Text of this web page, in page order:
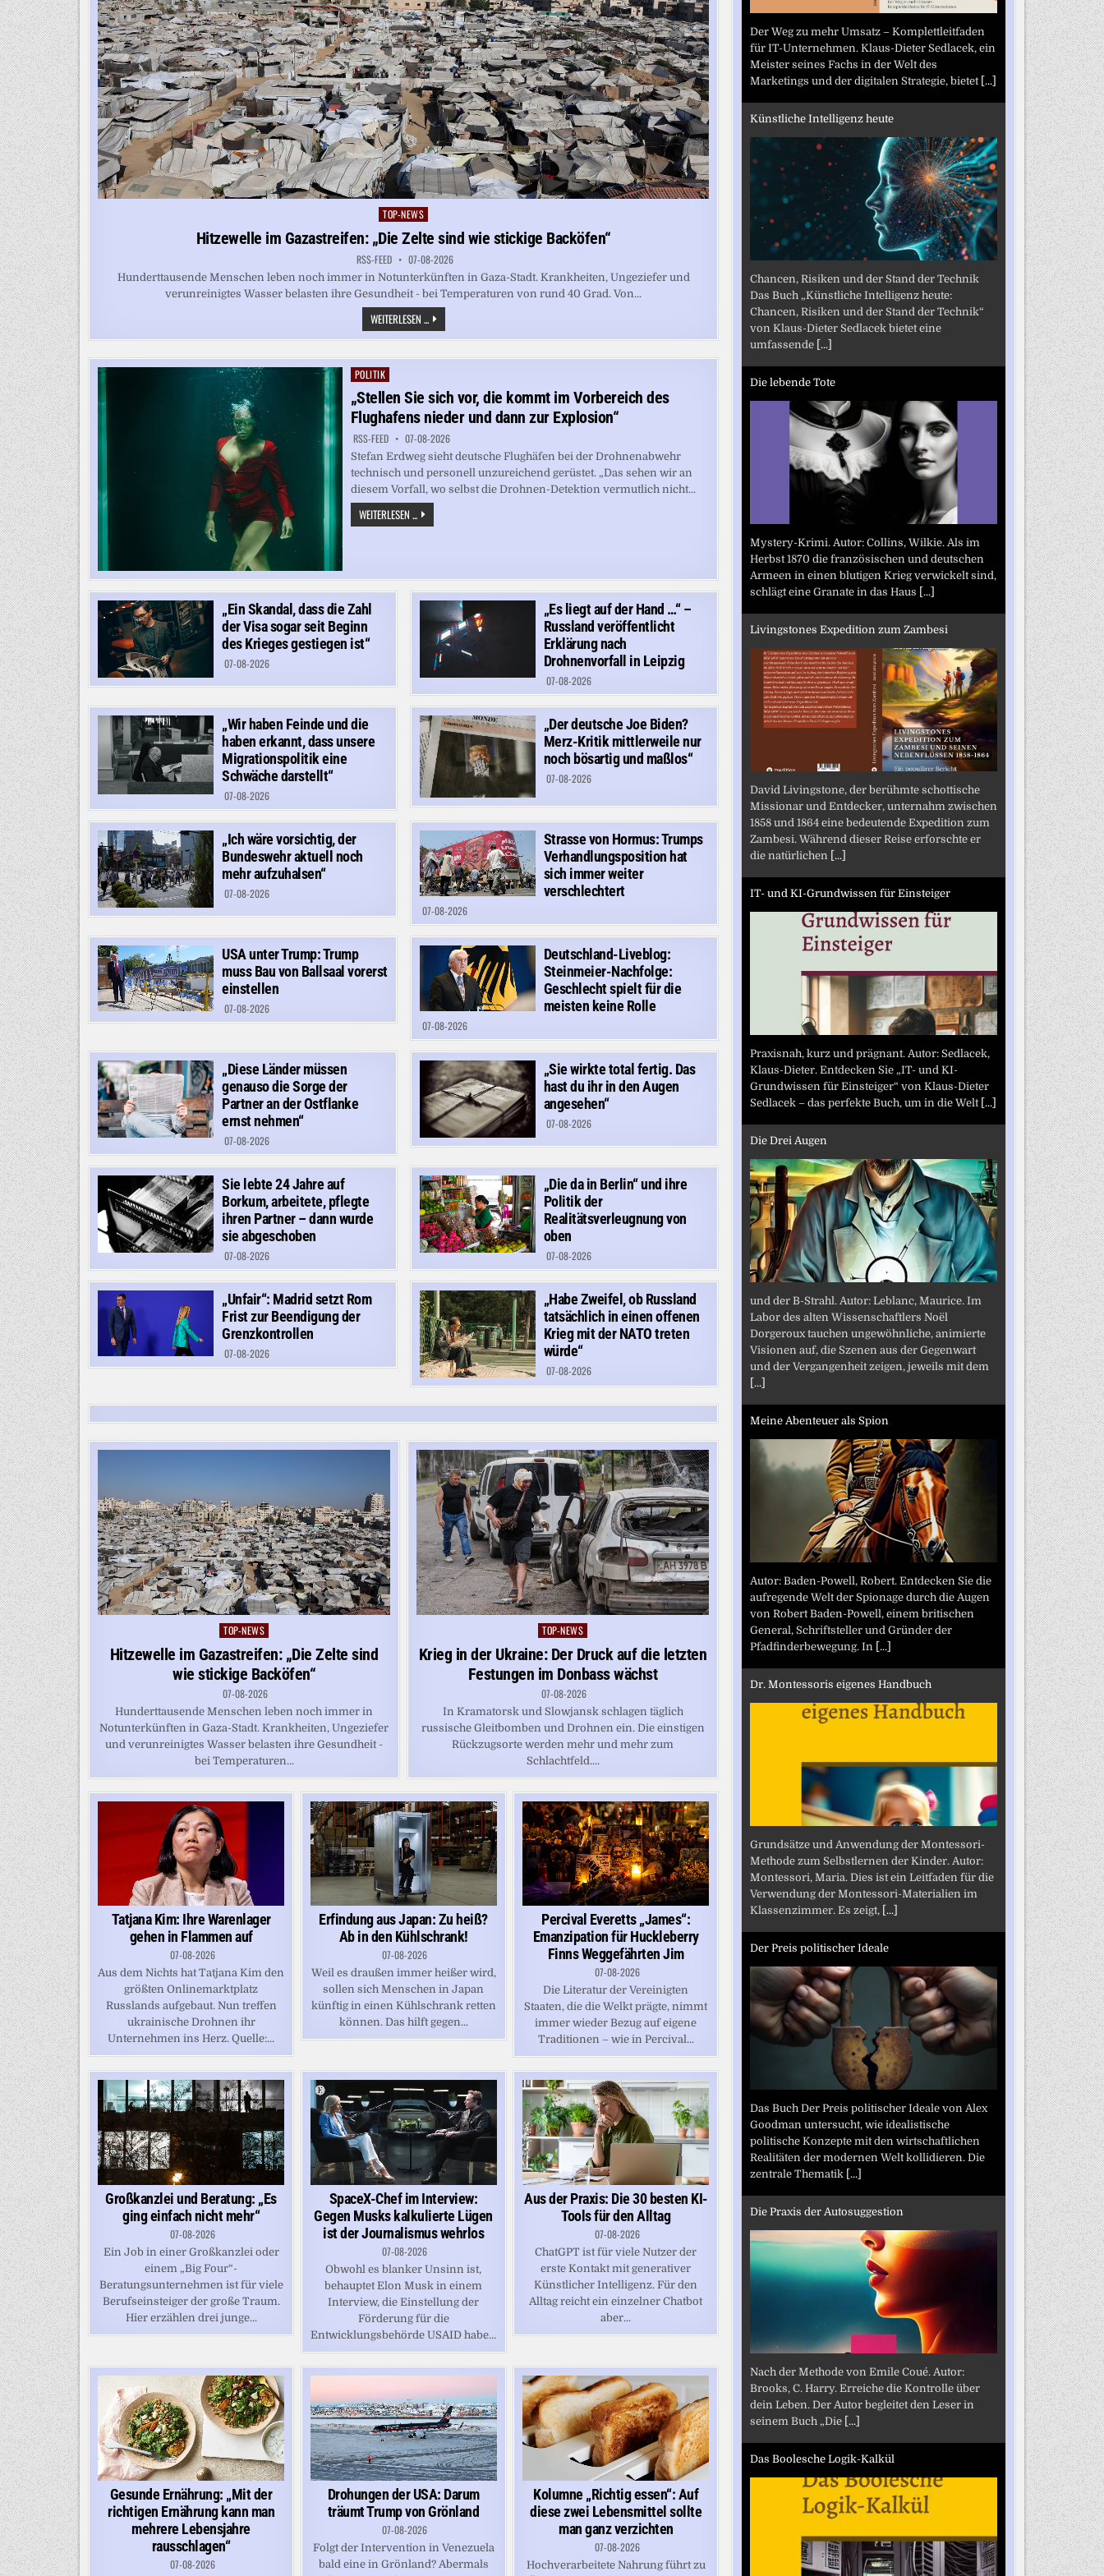
Posted
in
TOP-NEWS
Hitzewelle im Gazastreifen: „Die Zelte sind wie stickige Backöfen“
RSS-FEED 07-08-2026
Hunderttausende Menschen leben noch immer in Notunterkünften in Gaza-Stadt. Krankheiten, Ungeziefer und
verunreinigtes Wasser belasten ihre Gesundheit - bei Temperaturen von rund 40 Grad. Von...
WEITERLESEN ... HITZEWELLE
IM
GAZASTREIFEN:
ZELTE
STICKIGE
BACKÖFEN“
Posted
in
POLITIK
„Stellen Sie sich vor, die kommt im Vorbereich des
Flughafens nieder und dann zur Explosion“
RSS-FEED 07-08-2026
Stefan Erdweg sieht deutsche Flughäfen bei der Drohnenabwehr
technisch und personell unzureichend gerüstet. „Das sehen wir an
diesem Vorfall, wo selbst die Drohnen-Detektion vermutlich nicht...
WEITERLESEN ... „STELLEN
SIE
IM
VORBEREICH
DES
FLUGHAFENS
NIEDER
DANN
EXPLOSION“
„Ein Skandal, dass die Zahl
der Visa sogar seit Beginn
des Krieges gestiegen ist“
07-08-2026
„Es liegt auf der Hand …“ –
Russland veröffentlicht
Erklärung nach
Drohnenvorfall in Leipzig
07-08-2026
„Wir haben Feinde und die
haben erkannt, dass unsere
Migrationspolitik eine
Schwäche darstellt“
07-08-2026
„Der deutsche Joe Biden?
Merz-Kritik mittlerweile nur
noch bösartig und maßlos“
07-08-2026
„Ich wäre vorsichtig, der
Bundeswehr aktuell noch
mehr aufzuhalsen“
07-08-2026
Strasse von Hormus: Trumps
Verhandlungsposition hat
sich immer weiter
verschlechtert
07-08-2026
USA unter Trump: Trump
muss Bau von Ballsaal vorerst
einstellen
07-08-2026
Deutschland-Liveblog:
Steinmeier-Nachfolge:
Geschlecht spielt für die
meisten keine Rolle
07-08-2026
„Diese Länder müssen
genauso die Sorge der
Partner an der Ostflanke
ernst nehmen“
07-08-2026
„Sie wirkte total fertig. Das
hast du ihr in den Augen
angesehen“
07-08-2026
Sie lebte 24 Jahre auf
Borkum, arbeitete, pflegte
ihren Partner – dann wurde
sie abgeschoben
07-08-2026
„Die da in Berlin“ und ihre
Politik der
Realitätsverleugnung von
oben
07-08-2026
„Unfair“: Madrid setzt Rom
Frist zur Beendigung der
Grenzkontrollen
07-08-2026
„Habe Zweifel, ob Russland
tatsächlich in einen offenen
Krieg mit der NATO treten
würde“
07-08-2026
Posted
TOP-NEWS
Hitzewelle im Gazastreifen: „Die Zelte sind
wie stickige Backöfen“
07-08-2026
Hunderttausende Menschen leben noch immer in
Notunterkünften in Gaza-Stadt. Krankheiten, Ungeziefer
und verunreinigtes Wasser belasten ihre Gesundheit -
bei Temperaturen...
Posted
TOP-NEWS
Krieg in der Ukraine: Der Druck auf die letzten
Festungen im Donbass wächst
07-08-2026
In Kramatorsk und Slowjansk schlagen täglich
russische Gleitbomben und Drohnen ein. Die einstigen
Rückzugsorte werden mehr und mehr zum
Schlachtfeld....
Tatjana Kim: Ihre Warenlager
gehen in Flammen auf
07-08-2026
Aus dem Nichts hat Tatjana Kim den
größten Onlinemarktplatz
Russlands aufgebaut. Nun treffen
ukrainische Drohnen ihr
Unternehmen ins Herz. Quelle:...
Erfindung aus Japan: Zu heiß?
Ab in den Kühlschrank!
07-08-2026
Weil es draußen immer heißer wird,
sollen sich Menschen in Japan
künftig in einen Kühlschrank retten
können. Das hilft gegen...
Percival Everetts „James“:
Emanzipation für Huckleberry
Finns Weggefährten Jim
07-08-2026
Die Literatur der Vereinigten
Staaten, die die Welkt prägte, nimmt
immer wieder Bezug auf eigene
Traditionen – wie in Percival...
Großkanzlei und Beratung: „Es
ging einfach nicht mehr“
07-08-2026
Ein Job in einer Großkanzlei oder
einem „Big Four“-
Beratungsunternehmen ist für viele
Berufseinsteiger der große Traum.
Hier erzählen drei junge...
SpaceX-Chef im Interview:
Gegen Musks kalkulierte Lügen
ist der Journalismus wehrlos
07-08-2026
Obwohl es blanker Unsinn ist,
behauptet Elon Musk in einem
Interview, die Einstellung der
Förderung für die
Entwicklungsbehörde USAID habe...
Aus der Praxis: Die 30 besten KI-
Tools für den Alltag
07-08-2026
ChatGPT ist für viele Nutzer der
erste Kontakt mit generativer
Künstlicher Intelligenz. Für den
Alltag reicht ein einzelner Chatbot
aber...
Gesunde Ernährung: „Mit der
richtigen Ernährung kann man
mehrere Lebensjahre
rausschlagen“
07-08-2026
Drohungen der USA: Darum
träumt Trump von Grönland
07-08-2026
Folgt der Intervention in Venezuela
bald eine in Grönland? Abermals
Kolumne „Richtig essen“: Auf
diese zwei Lebensmittel sollte
man ganz verzichten
07-08-2026
Hochverarbeitete Nahrung führt zu
Der Weg zu mehr Umsatz – Komplettleitfaden
für IT-Unternehmen. Klaus-Dieter Sedlacek, ein
Meister seines Fachs in der Welt des
Marketings und der digitalen Strategie, bietet [...]
Künstliche Intelligenz heute
Chancen, Risiken und der Stand der Technik
Das Buch „Künstliche Intelligenz heute:
Chancen, Risiken und der Stand der Technik“
von Klaus-Dieter Sedlacek bietet eine
umfassende [...]
Die lebende Tote
Mystery-Krimi. Autor: Collins, Wilkie. Als im
Herbst 1870 die französischen und deutschen
Armeen in einen blutigen Krieg verwickelt sind,
schlägt eine Granate in das Haus [...]
Livingstones Expedition zum Zambesi
David Livingstone, der berühmte schottische
Missionar und Entdecker, unternahm zwischen
1858 und 1864 eine bedeutende Expedition zum
Zambesi. Während dieser Reise erforschte er
die natürlichen [...]
IT- und KI-Grundwissen für Einsteiger
Praxisnah, kurz und prägnant. Autor: Sedlacek,
Klaus-Dieter. Entdecken Sie „IT- und KI-
Grundwissen für Einsteiger“ von Klaus-Dieter
Sedlacek – das perfekte Buch, um in die Welt [...]
Die Drei Augen
und der B-Strahl. Autor: Leblanc, Maurice. Im
Labor des alten Wissenschaftlers Noël
Dorgeroux tauchen ungewöhnliche, animierte
Visionen auf, die Szenen aus der Gegenwart
und der Vergangenheit zeigen, jeweils mit dem
[...]
Meine Abenteuer als Spion
Autor: Baden-Powell, Robert. Entdecken Sie die
aufregende Welt der Spionage durch die Augen
von Robert Baden-Powell, einem britischen
General, Schriftsteller und Gründer der
Pfadfinderbewegung. In [...]
Dr. Montessoris eigenes Handbuch
Grundsätze und Anwendung der Montessori-
Methode zum Selbstlernen der Kinder. Autor:
Montessori, Maria. Dies ist ein Leitfaden für die
Verwendung der Montessori-Materialien im
Klassenzimmer. Es zeigt, [...]
Der Preis politischer Ideale
Das Buch Der Preis politischer Ideale von Alex
Goodman untersucht, wie idealistische
politische Konzepte mit den wirtschaftlichen
Realitäten der modernen Welt kollidieren. Die
zentrale Thematik [...]
Die Praxis der Autosuggestion
Nach der Methode von Emile Coué. Autor:
Brooks, C. Harry. Erreiche die Kontrolle über
dein Leben. Der Autor begleitet den Leser in
seinem Buch „Die [...]
Das Boolesche Logik-Kalkül